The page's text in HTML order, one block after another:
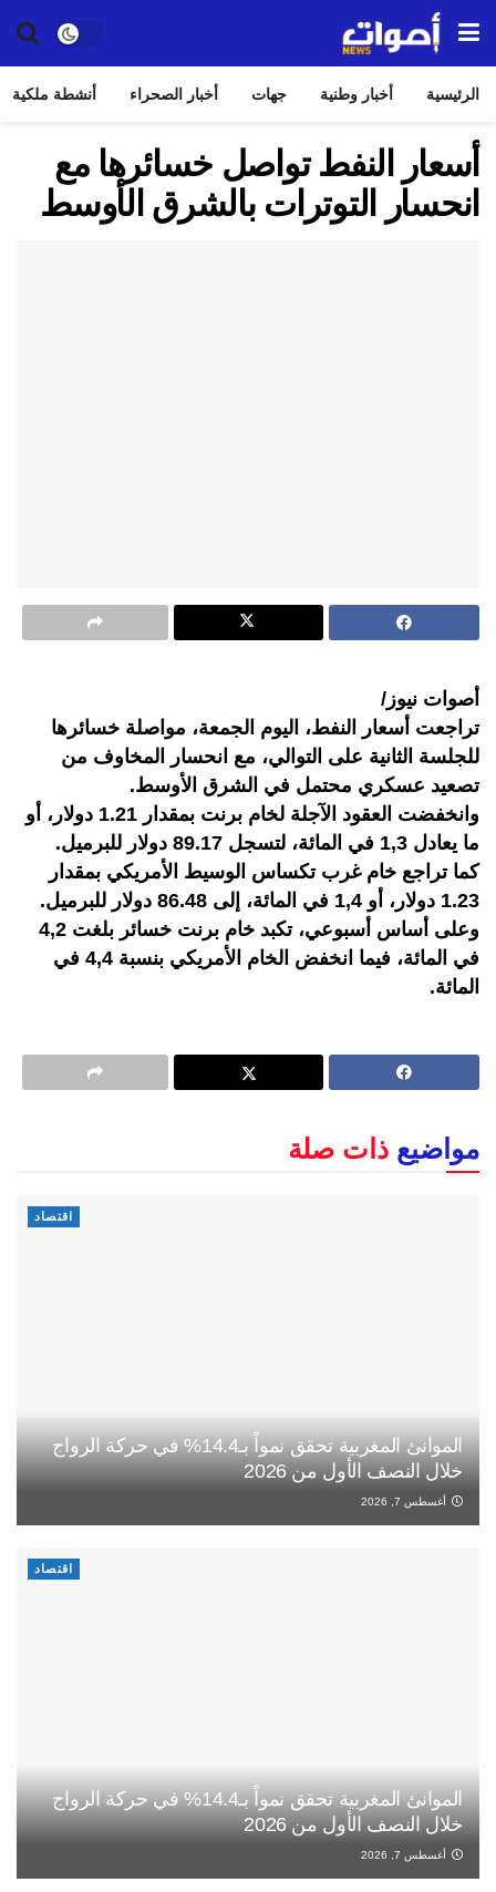
الرئيسية أخبار وطنية جهات أخبار الصحراء أنشطة ملكية
أسعار النفط تواصل خسائرها مع
انحسار التوترات بالشرق الأوسط
أصوات نيوز/
تراجعت أسعار النفط، اليوم الجمعة، مواصلة خسائرها
للجلسة الثانية على التوالي، مع انحسار المخاوف من
تصعيد عسكري محتمل في الشرق الأوسط.
وانخفضت العقود الآجلة لخام برنت بمقدار 1.21 دولار، أو
ما يعادل 1,3 في المائة، لتسجل 89.17 دولار للبرميل.
كما تراجع خام غرب تكساس الوسيط الأمريكي بمقدار
1.23 دولار، أو 1,4 في المائة، إلى 86.48 دولار للبرميل.
وعلى أساس أسبوعي، تكبد خام برنت خسائر بلغت 4,2
في المائة، فيما انخفض الخام الأمريكي بنسبة 4,4 في
المائة.
مواضيع ذات صلة
اقتصاد
الموانئ المغربية تحقق نمواً بـ14.4% في حركة الرواج
خلال النصف الأول من 2026
أغسطس 7, 2026
اقتصاد
الموانئ المغربية تحقق نمواً بـ14.4% في حركة الرواج
خلال النصف الأول من 2026
أغسطس 7, 2026